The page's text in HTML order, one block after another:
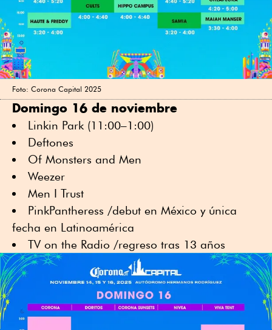
Foto: Corona Capital 2025
Domingo 16 de noviembre
Linkin Park (11:00–1:00)
Deftones
Of Monsters and Men
Weezer
Men I Trust
PinkPantheress /debut en México y única
fecha en Latinoamérica
TV on the Radio /regreso tras 13 años